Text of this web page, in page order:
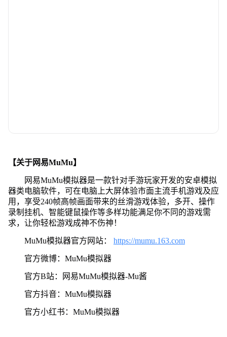
【关于网易MuMu】
网易MuMu模拟器是一款针对手游玩家开发的安卓模拟
器类电脑软件，可在电脑上大屏体验市面主流手机游戏及应
用，享受240帧高帧画面带来的丝滑游戏体验，多开、操作
录制挂机、智能键鼠操作等多样功能满足你不同的游戏需
求，让你轻松游戏成神不伤神！
MuMu模拟器官方网站： https://mumu.163.com
官方微博：MuMu模拟器
官方B站：网易MuMu模拟器-Mu酱
官方抖音：MuMu模拟器
官方小红书：MuMu模拟器